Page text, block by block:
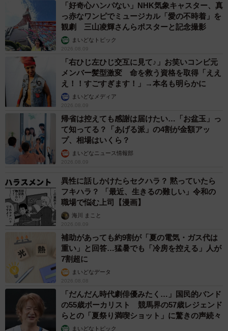
「好奇心ハンパない」NHK気象キャスター、真
っ赤なワンピでミュージカル「愛の不時着」を
観劇 三山凌輝さんらポスターと記念撮影
まいどなトピック
2026.08.09
「右ひじ左ひじ交互に見て♪」お笑いコンビ元
メンバー髪型激変 命を救う資格を取得「ええ
え！！すごすぎます！」→本名も明らかに
まいどなメディア
2026.08.09
帰省は控えても感謝は届けたい…「お盆玉」っ
て知ってる？「あげる派」の4割が金額アッ
プ、相場はいくら？
まいどなニュース情報部
2026.08.09
異性に話しかけたらセクハラ？ 黙っていたら
フキハラ？ 「最近、生きるの難しい」令和の
職場で悩む上司【漫画】
海川 まこと
2026.08.09
補助があっても約9割が「夏の電気・ガス代は
重い」と回答…猛暑でも「冷房を控える」人が
7割超に
まいどなデータ
2026.08.08
「だんだん時代劇俳優みたく…」国民的バンド
の55歳ボーカリスト 競馬界の57歳レジェンド
らとの「夏祭り満喫ショット」に驚きの声続々
まいどなトピック